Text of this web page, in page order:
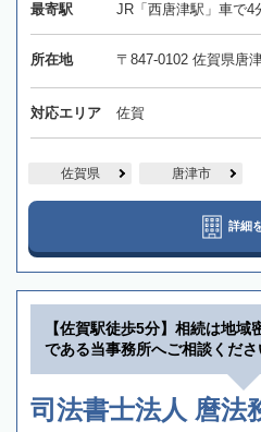
最寄駅 JR「西唐津駅」車で4
所在地 〒847-0102 佐賀県唐
対応エリア 佐賀
佐賀県 唐津市
詳細
【佐賀駅徒歩5分】相続は地域
である当事務所へご相談くださ
司法書士法人 麿法